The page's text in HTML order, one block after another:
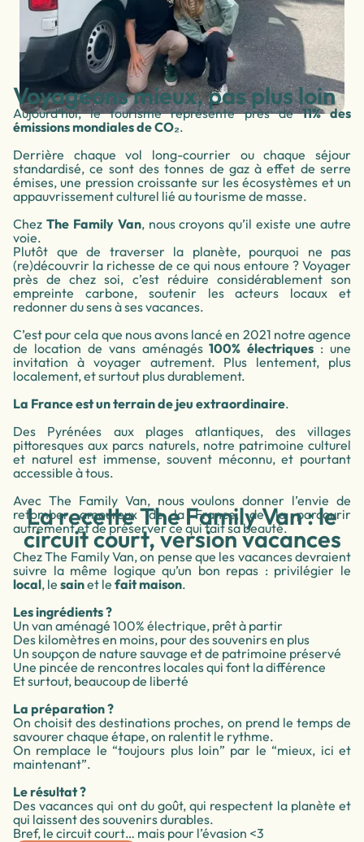
Voyageons mieux, pas plus loin
Aujourd’hui, le tourisme représente près de11% des
émissions mondiales de CO₂.
Derrière chaque vol long-courrier ou chaque séjour
standardisé, ce sont des tonnes de gaz à effet de serre
émises, une pression croissante sur les écosystèmes et un
appauvrissement culturel lié au tourisme de masse.
Chez The Family Van, nous croyons qu’il existe une autre
voie.
Plutôt que de traverser la planète, pourquoi ne pas
(re)découvrir la richesse de ce qui nous entoure ? Voyager
près de chez soi, c’est réduire considérablement son
empreinte carbone, soutenir les acteurs locaux et
redonner du sens à ses vacances.
C’est pour cela que nous avons lancé en 2021 notre agence
de location de vans aménagés100% électriques : une
invitation à voyager autrement. Plus lentement, plus
localement, et surtout plus durablement.
La France est un terrain de jeu extraordinaire.
Des Pyrénées aux plages atlantiques, des villages
pittoresques aux parcs naturels, notre patrimoine culturel
et naturel est immense, souvent méconnu, et pourtant
accessible à tous.
Avec The Family Van, nous voulons donner l’envie de
retomber amoureux de la France, de la parcourir
autrement et de préserver ce qui fait sa beauté.
La recette The Family Van : le
circuit court, version vacances
Chez The Family Van, on pense que les vacances devraient
suivre la même logique qu’un bon repas : privilégier le
local, le sainet le fait maison.
Les ingrédients ?
Un van aménagé 100% électrique, prêt à partir
Des kilomètres en moins, pour des souvenirs en plus
Un soupçon de nature sauvage et de patrimoine préservé
Une pincée de rencontres locales qui font la différence
Et surtout, beaucoup de liberté
La préparation ?
On choisit des destinations proches, on prend le temps de
savourer chaque étape, on ralentit le rythme.
On remplace le “toujours plus loin” par le “mieux, ici et
maintenant”.
Le résultat ?
Des vacances qui ont du goût, qui respectent la planète et
qui laissent des souvenirs durables.
Bref, le circuit court… mais pour l’évasion <3